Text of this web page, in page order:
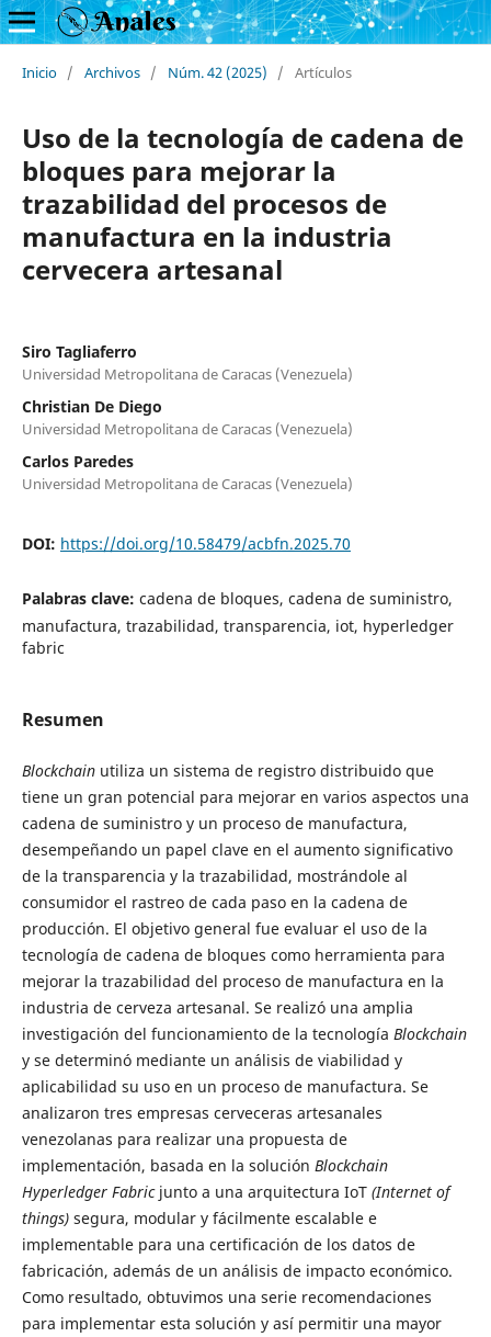
Inicio / Archivos / Núm. 42 (2025) / Artículos
Uso de la tecnología de cadena de
bloques para mejorar la
trazabilidad del procesos de
manufactura en la industria
cervecera artesanal
Siro Tagliaferro
Universidad Metropolitana de Caracas (Venezuela)
Christian De Diego
Universidad Metropolitana de Caracas (Venezuela)
Carlos Paredes
Universidad Metropolitana de Caracas (Venezuela)
DOI: https://doi.org/10.58479/acbfn.2025.70
Palabras clave: cadena de bloques, cadena de suministro,
manufactura, trazabilidad, transparencia, iot, hyperledger
fabric
Resumen
Blockchain utiliza un sistema de registro distribuido que
tiene un gran potencial para mejorar en varios aspectos una
cadena de suministro y un proceso de manufactura,
desempeñando un papel clave en el aumento significativo
de la transparencia y la trazabilidad, mostrándole al
consumidor el rastreo de cada paso en la cadena de
producción. El objetivo general fue evaluar el uso de la
tecnología de cadena de bloques como herramienta para
mejorar la trazabilidad del proceso de manufactura en la
industria de cerveza artesanal. Se realizó una amplia
investigación del funcionamiento de la tecnología Blockchain
y se determinó mediante un análisis de viabilidad y
aplicabilidad su uso en un proceso de manufactura. Se
analizaron tres empresas cerveceras artesanales
venezolanas para realizar una propuesta de
implementación, basada en la solución Blockchain
Hyperledger Fabricjunto a una arquitectura IoT (Internet of
things)segura, modular y fácilmente escalable e
implementable para una certificación de los datos de
fabricación, además de un análisis de impacto económico.
Como resultado, obtuvimos una serie recomendaciones
para implementar esta solución y así permitir una mayor